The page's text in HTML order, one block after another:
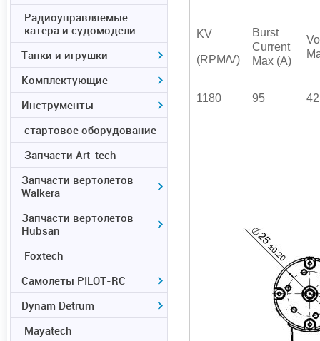
KV
(RPM/V)
Burst
Current
Max (A)
1180 95 42
Радиоуправляемые
катера и судомодели
Танки и игрушки
Комплектующие
Инструменты
стартовое оборудование
Запчасти Art-tech
Запчасти вертолетов
Walkera
Запчасти вертолетов
Hubsan
Foxtech
Самолеты PILOT-RC
Dynam Detrum
Mayatech